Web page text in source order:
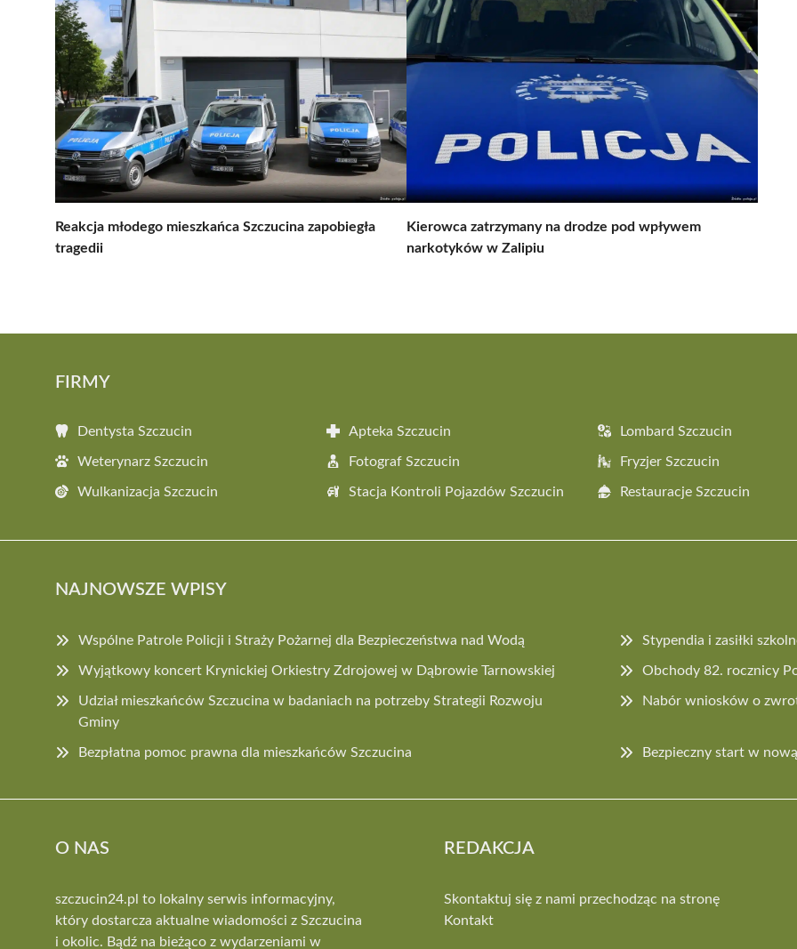
Reakcja młodego mieszkańca Szczucina zapobiegła
tragedii
Kierowca zatrzymany na drodze pod wpływem
narkotyków w Zalipiu
FIRMY
Dentysta Szczucin Apteka Szczucin Lombard Szczucin
Weterynarz Szczucin Fotograf Szczucin Fryzjer Szczucin
Wulkanizacja Szczucin Stacja Kontroli Pojazdów Szczucin Restauracje Szczucin
NAJNOWSZE WPISY
Wspólne Patrole Policji i Straży Pożarnej dla Bezpieczeństwa nad Wodą Stypendia i zasiłki
Wyjątkowy koncert Krynickiej Orkiestry Zdrojowej w Dąbrowie Tarnowskiej Obchody 82. rocznicy
Udział mieszkańców Szczucina w badaniach na potrzeby Strategii Rozwoju
Gminy
Nabór wniosków o
Bezpłatna pomoc prawna dla mieszkańców Szczucina Bezpieczny start w
O NAS
szczucin24.pl to lokalny serwis informacyjny,
który dostarcza aktualne wiadomości z Szczucina
i okolic. Bądź na bieżąco z wydarzeniami w
REDAKCJA
Skontaktuj się z nami przechodząc na stronę
Kontakt